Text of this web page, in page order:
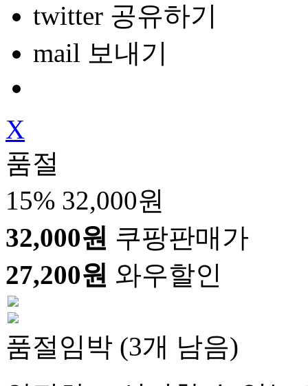
twitter 공유하기
mail 보내기
X
품절
15% 32,000원
32,000원 쿠팡판매가
27,200원 와우할인
품절임박 (3개 남음)